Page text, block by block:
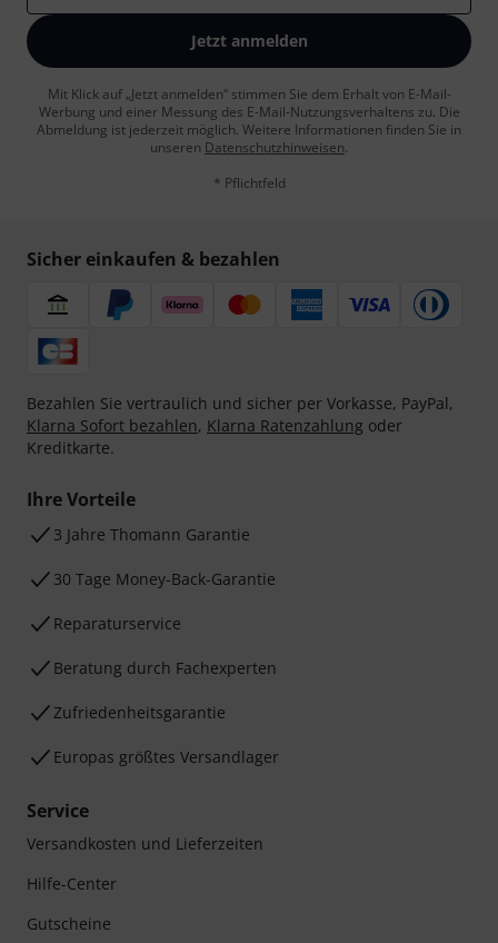
Jetzt anmelden
Mit Klick auf „Jetzt anmelden“ stimmen Sie dem Erhalt von E-Mail-
Werbung und einer Messung des E-Mail-Nutzungsverhaltens zu. Die
Abmeldung ist jederzeit möglich. Weitere Informationen finden Sie in
unseren Datenschutzhinweisen.
* Pflichtfeld
Sicher einkaufen & bezahlen
Bezahlen Sie vertraulich und sicher per Vorkasse, PayPal,
Klarna Sofort bezahlen, Klarna Ratenzahlung oder
Kreditkarte.
Ihre Vorteile
3 Jahre Thomann Garantie
30 Tage Money-Back-Garantie
Reparaturservice
Beratung durch Fachexperten
Zufriedenheitsgarantie
Europas größtes Versandlager
Service
Versandkosten und Lieferzeiten
Hilfe-Center
Gutscheine